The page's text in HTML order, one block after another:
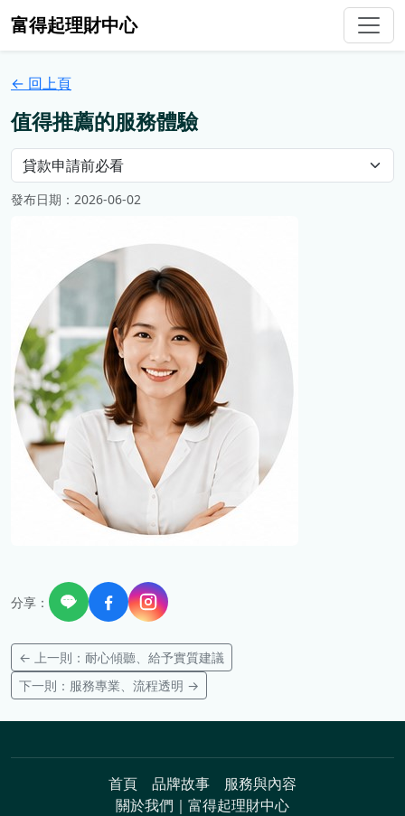
富得起理財中心
← 回上頁
值得推薦的服務體驗
發布日期：2026-06-02
分享：
← 上一則：耐心傾聽、給予實質建議
下一則：服務專業、流程透明 →
首頁 品牌故事
服務與內容
關於我們｜富得起理財中心